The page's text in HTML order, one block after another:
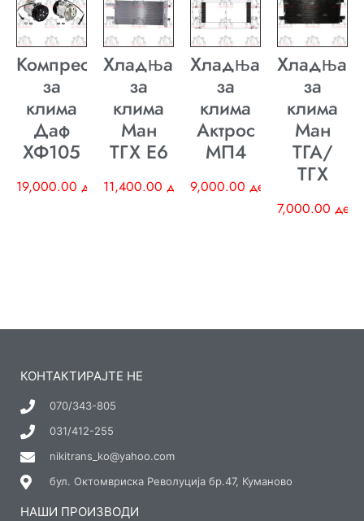
Компресор
за
клима
Даф
ХФ105
19,000.00 ден
Хладњак
за
клима
Ман
ТГХ E6
11,400.00 ден
Хладњак
за
клима
Актрос
МП4
9,000.00 ден
Хладњак
за
клима
Ман
ТГА/
ТГХ
7,000.00 ден
КОНТАКТИРАЈТЕ НЕ
070/343-805
031/412-255
nikitrans_ko@yahoo.com
бул. Октомвриска Револуција бр.47, Куманово
НАШИ ПРОИЗВОДИ